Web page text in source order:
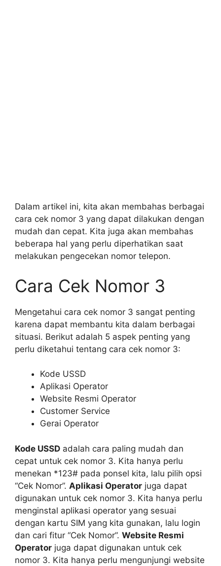
Dalam artikel ini, kita akan membahas berbagai
cara cek nomor 3 yang dapat dilakukan dengan
mudah dan cepat. Kita juga akan membahas
beberapa hal yang perlu diperhatikan saat
melakukan pengecekan nomor telepon.
Cara Cek Nomor 3
Mengetahui cara cek nomor 3 sangat penting
karena dapat membantu kita dalam berbagai
situasi. Berikut adalah 5 aspek penting yang
perlu diketahui tentang cara cek nomor 3:
Kode USSD
Aplikasi Operator
Website Resmi Operator
Customer Service
Gerai Operator
Kode USSD adalah cara paling mudah dan
cepat untuk cek nomor 3. Kita hanya perlu
menekan *123# pada ponsel kita, lalu pilih opsi
“Cek Nomor”. Aplikasi Operator juga dapat
digunakan untuk cek nomor 3. Kita hanya perlu
menginstal aplikasi operator yang sesuai
dengan kartu SIM yang kita gunakan, lalu login
dan cari fitur “Cek Nomor”. Website Resmi
Operator juga dapat digunakan untuk cek
nomor 3. Kita hanya perlu mengunjungi website